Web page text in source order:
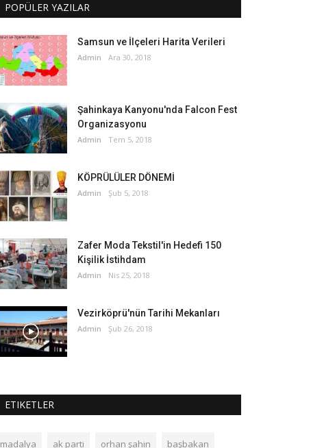
POPÜLER YAZILAR
Samsun ve İlçeleri Harita Verileri
Admin Ara 30, 2018
Şahinkaya Kanyonu'nda Falcon Fest
Organizasyonu
Admin Tem 5, 2018
KÖPRÜLÜLER DÖNEMİ
Admin Şub 5, 2018
Zafer Moda Tekstil'in Hedefi 150
Kişilik İstihdam
Admin Nis 25, 2018
Vezirköprü'nün Tarihi Mekanları
Admin Şub 26, 2018
ETIKETLER
madalya ak parti orhan şahin başbakan